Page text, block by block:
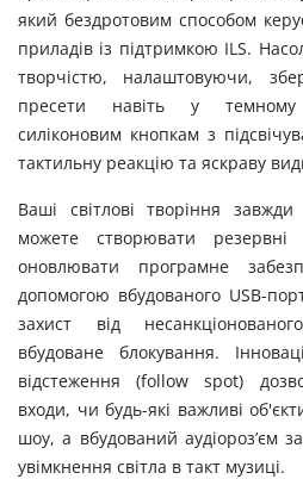
який бездротовим способом
приладів із підтримкою ILS.
творчістю, налаштовуючи,
пресети навіть у темному
силіконовим кнопкам з
тактильну реакцію та яскраву
Ваші світлові творіння
можете створювати резервні
оновлювати програмне
допомогою вбудованого USB-
захист від
вбудоване блокування.
відстеження (follow spot)
входи, чи будь-які важливі
шоу, а вбудований аудіороз’єм
увімкнення світла в такт музиці.